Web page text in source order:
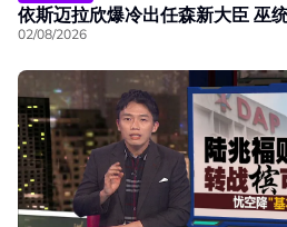
依斯迈拉欣爆冷出任森新大臣 巫
02/08/2026